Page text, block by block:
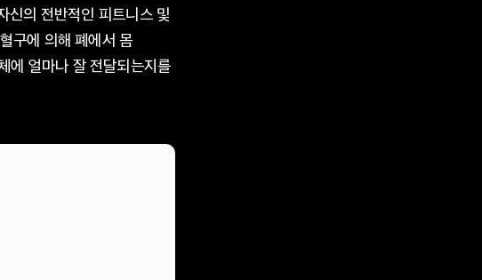
의 전반적인 피트니스 및
구에 의해 폐에서 몸
에 얼마나 잘 전달되는지를